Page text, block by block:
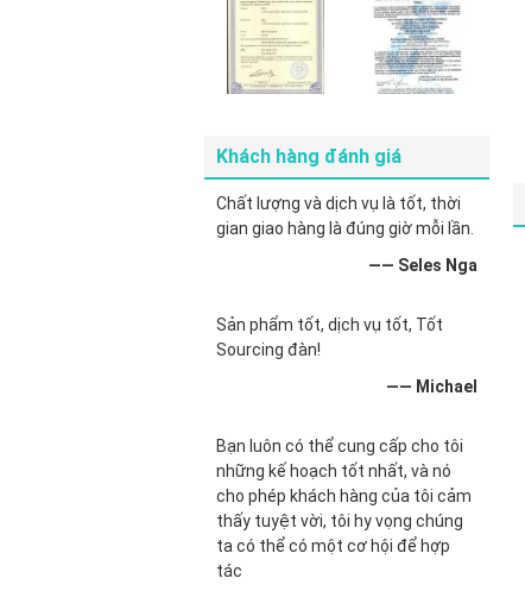
Khách hàng đánh giá
Chất lượng và dịch vụ là tốt, thời
gian giao hàng là đúng giờ mỗi lần.
—— Seles Nga
Sản phẩm tốt, dịch vụ tốt, Tốt
Sourcing đàn!
—— Michael
Bạn luôn có thể cung cấp cho tôi
những kế hoạch tốt nhất, và nó
cho phép khách hàng của tôi cảm
thấy tuyệt vời, tôi hy vọng chúng
ta có thể có một cơ hội để hợp
tác